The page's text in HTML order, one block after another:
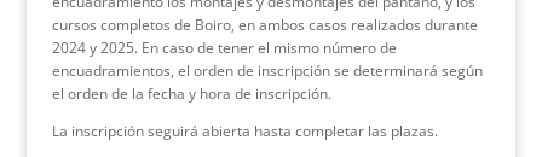
cursos completos de Boiro, en ambos casos realizados durante
2024 y 2025. En caso de tener el mismo número de
encuadramientos, el orden de inscripción se determinará según
el orden de la fecha y hora de inscripción.
La inscripción seguirá abierta hasta completar las plazas.